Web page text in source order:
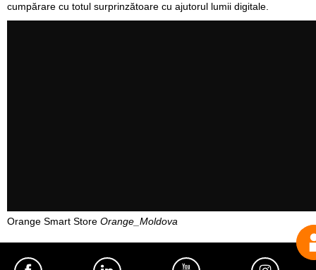
cumpărare cu totul surprinzătoare cu ajutorul lumii digitale.
Orange Smart Store Orange_Moldova